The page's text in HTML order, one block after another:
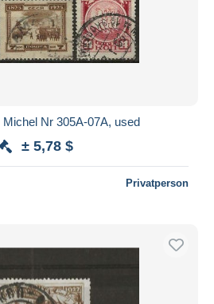
Michel Nr 305A-07A, used
± 5,78 $
Privatperson